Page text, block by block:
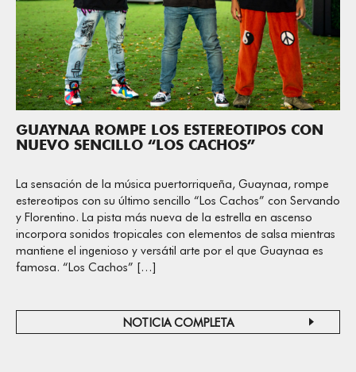
GUAYNAA ROMPE LOS ESTEREOTIPOS CON
NUEVO SENCILLO “LOS CACHOS”
La sensación de la música puertorriqueña, Guaynaa, rompe
estereotipos con su último sencillo “Los Cachos” con Servando
y Florentino. La pista más nueva de la estrella en ascenso
incorpora sonidos tropicales con elementos de salsa mientras
mantiene el ingenioso y versátil arte por el que Guaynaa es
famosa. “Los Cachos” […]
NOTICIA COMPLETA